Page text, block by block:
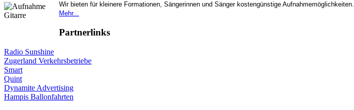
Wir bieten für kleinere Formationen, Sängerinnen und Sänger kostengünstige Aufnahmemöglichkeiten.
Mehr...
Partnerlinks
Radio Sunshine
Zugerland Verkehrsbetriebe
Smart
Quint
Dynamite Advertising
Hampis Ballonfahrten